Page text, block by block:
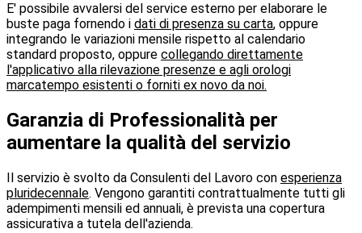
E' possibile avvalersi del service esterno per elaborare le
buste paga fornendo i dati di presenza su carta, oppure
integrando le variazioni mensile rispetto al calendario
standard proposto, oppure collegando direttamente
l'applicativo alla rilevazione presenze e agli orologi
marcatempo esistenti o forniti ex novo da noi.
Garanzia di Professionalità per
aumentare la qualità del servizio
Il servizio è svolto da Consulenti del Lavoro con esperienza
pluridecennale. Vengono garantiti contrattualmente tutti gli
adempimenti mensili ed annuali, è prevista una copertura
assicurativa a tutela dell'azienda.